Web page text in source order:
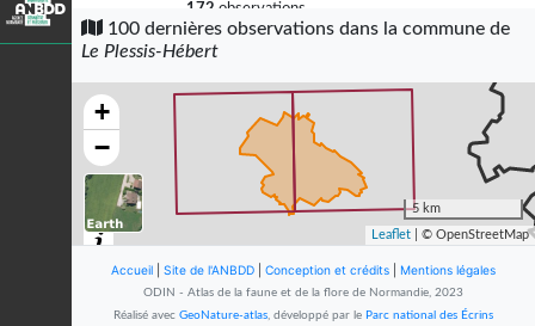
172 observations
Dernière observation en2025 Fiche espèce
Maniola jurtina
(Linnaeus, 1758)
observations
Dernière observation en
Fiche espèce
Argus bleu-nacré (L')
(Poda, 1761)
Dernière observation en
100 dernières observations dans la commune de
Le Plessis-Hébert
+
−
5 km
Leaflet | © OpenStreetMap
Accueil Site de l'ANBDD Conception et crédits Mentions légales
ODIN - Atlas de la faune et de la flore de Normandie, 2023
Réalisé avec GeoNature-atlas, développé par le Parc national des Écrins